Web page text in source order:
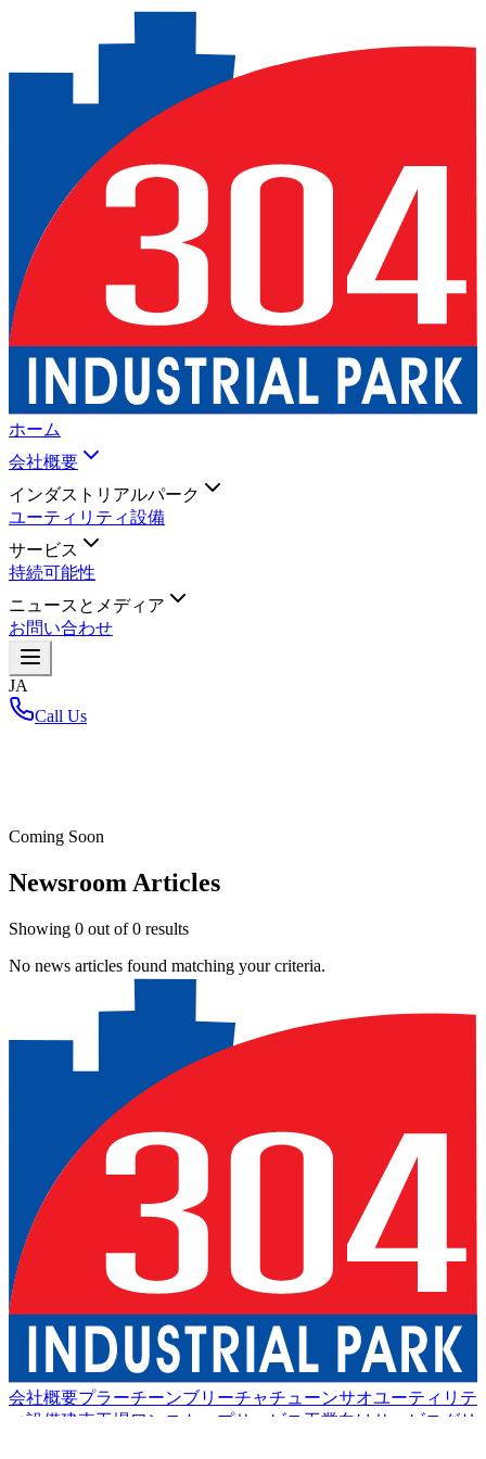
ホーム
会社概要
インダストリアルパーク
ユーティリティ設備
サービス
持続可能性
ニュースとメディア
お問い合わせ
JA
Call Us
Coming Soon
Newsroom Articles
Showing 0 out of0 results
No news articles found matching your criteria.
会社概要プラーチーンブリーチャチューンサオユーティリテ
ィ設備建売工場 ワンストップサービス 工業向けサービス グリ